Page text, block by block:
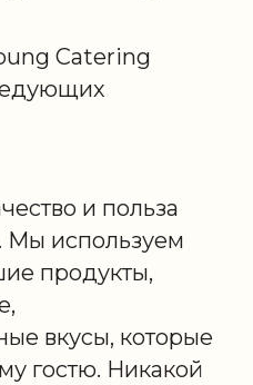
Catering
и польза
Мы используем
продукты,
вкусы, которые
гостю. Никакой